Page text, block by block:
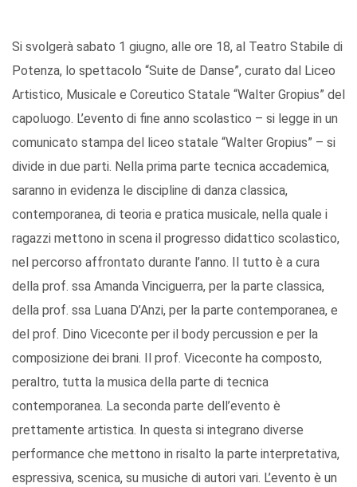
Si svolgerà sabato 1 giugno, alle ore 18, al Teatro Stabile di
Potenza, lo spettacolo “Suite de Danse”, curato dal Liceo
Artistico, Musicale e Coreutico Statale “Walter Gropius” del
capoluogo. L’evento di fine anno scolastico – si legge in un
comunicato stampa del liceo statale “Walter Gropius” – si
divide in due parti. Nella prima parte tecnica accademica,
saranno in evidenza le discipline di danza classica,
contemporanea, di teoria e pratica musicale, nella quale i
ragazzi mettono in scena il progresso didattico scolastico,
nel percorso affrontato durante l’anno. Il tutto è a cura
della prof. ssa Amanda Vinciguerra, per la parte classica,
della prof. ssa Luana D’Anzi, per la parte contemporanea, e
del prof. Dino Viceconte per il body percussion e per la
composizione dei brani. Il prof. Viceconte ha composto,
peraltro, tutta la musica della parte di tecnica
contemporanea. La seconda parte dell’evento è
prettamente artistica. In questa si integrano diverse
performance che mettono in risalto la parte interpretativa,
espressiva, scenica, su musiche di autori vari. L’evento è un